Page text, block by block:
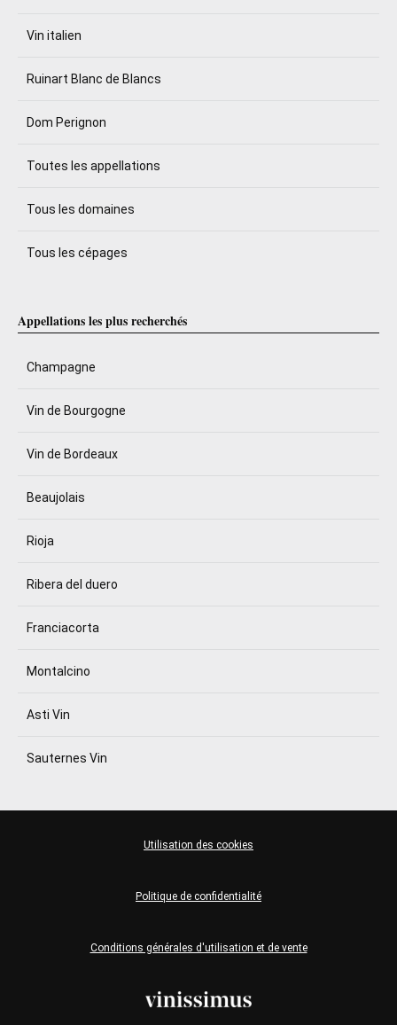
Vin italien
Ruinart Blanc de Blancs
Dom Perignon
Toutes les appellations
Tous les domaines
Tous les cépages
Appellations les plus recherchés
Champagne
Vin de Bourgogne
Vin de Bordeaux
Beaujolais
Rioja
Ribera del duero
Franciacorta
Montalcino
Asti Vin
Sauternes Vin
Conditions générales d'utilisation et de vente
Politique de confidentialité
Utilisation des cookies